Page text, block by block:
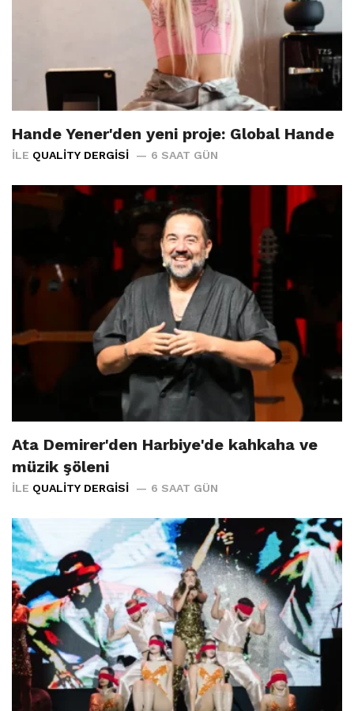
Hande Yener'den yeni proje: Global Hande
İLE QUALITY DERGISI 6 SAAT GÜN
Ata Demirer'den Harbiye'de kahkaha ve
müzik şöleni
İLE QUALITY DERGISI 6 SAAT GÜN